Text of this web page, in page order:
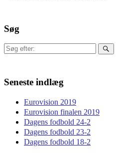
Søg
Søg
Seneste indlæg
Eurovision 2019
Eurovision finalen 2019
Dagens fodbold 24-2
Dagens fodbold 23-2
Dagens fodbold 18-2